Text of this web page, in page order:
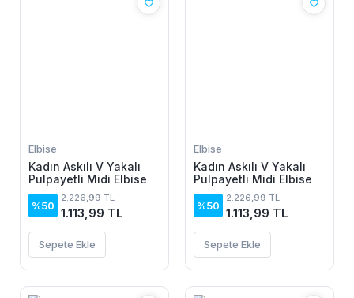
Elbise
Kadın Askılı V Yakalı
Pulpayetli Midi Elbise
%50
2.226,99 TL
1.113,99 TL
Sepete Ekle
Elbise
Kadın Askılı V Yakalı
Pulpayetli Midi Elbise
%50
2.226,99 TL
1.113,99 TL
Sepete Ekle